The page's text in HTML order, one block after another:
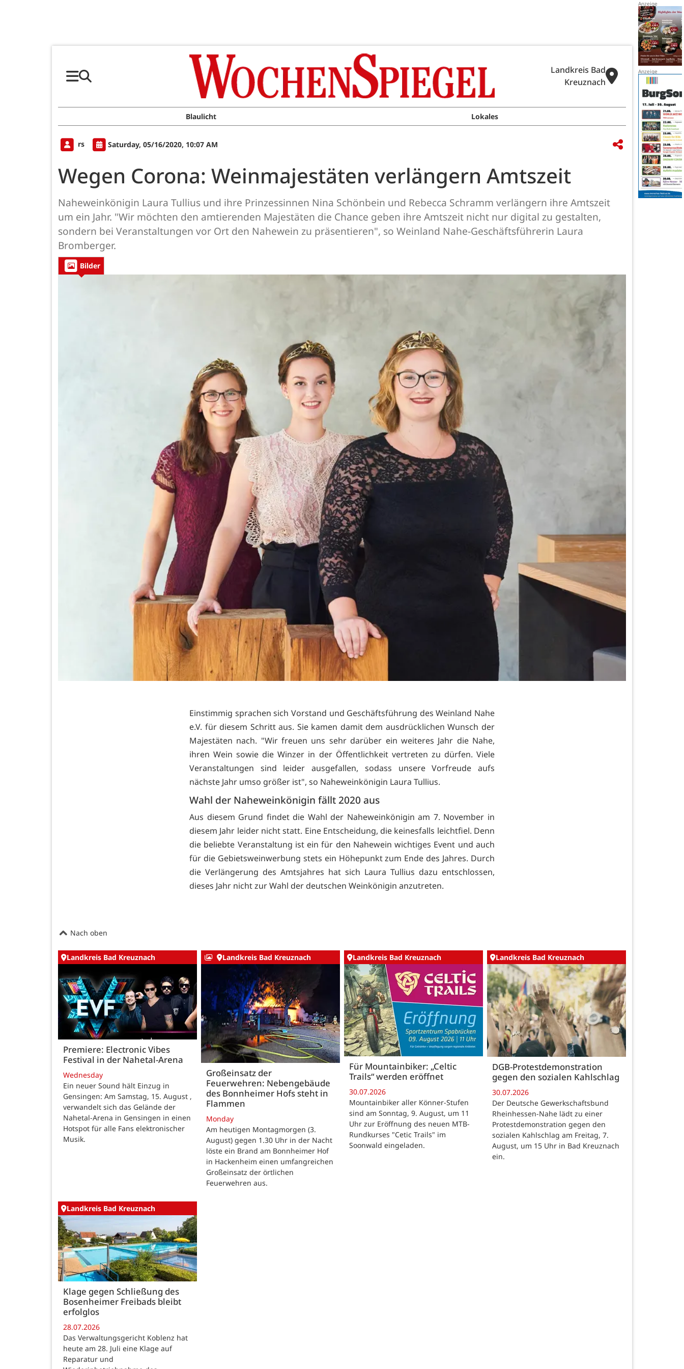
Landkreis Bad
Kreuznach
Blaulicht Lokales
rs Saturday, 05/16/2020, 10:07 AM
Wegen Corona: Weinmajestäten verlängern Amtszeit
Naheweinkönigin Laura Tullius und ihre Prinzessinnen Nina Schönbein und Rebecca Schramm verlängern ihre Amtszeit
um ein Jahr. "Wir möchten den amtierenden Majestäten die Chance geben ihre Amtszeit nicht nur digital zu gestalten,
sondern bei Veranstaltungen vor Ort den Nahewein zu präsentieren", so Weinland Nahe-Geschäftsführerin Laura
Bromberger.
Bilder
Einstimmig sprachen sich Vorstand und Geschäftsführung des Weinland Nahe
e.V. für diesem Schritt aus. Sie kamen damit dem ausdrücklichen Wunsch der
Majestäten nach. "Wir freuen uns sehr darüber ein weiteres Jahr die Nahe,
ihren Wein sowie die Winzer in der Öffentlichkeit vertreten zu dürfen. Viele
Veranstaltungen sind leider ausgefallen, sodass unsere Vorfreude aufs
nächste Jahr umso größer ist", so Naheweinkönigin Laura Tullius.
Wahl der Naheweinkönigin fällt 2020 aus
Aus diesem Grund findet die Wahl der Naheweinkönigin am 7. November in
diesem Jahr leider nicht statt. Eine Entscheidung, die keinesfalls leichtfiel. Denn
die beliebte Veranstaltung ist ein für den Nahewein wichtiges Event und auch
für die Gebietsweinwerbung stets ein Höhepunkt zum Ende des Jahres. Durch
die Verlängerung des Amtsjahres hat sich Laura Tullius dazu entschlossen,
dieses Jahr nicht zur Wahl der deutschen Weinkönigin anzutreten.
Nach oben
Landkreis Bad Kreuznach
Premiere: Electronic Vibes
Festival in der Nahetal-Arena
Wednesday
Ein neuer Sound hält Einzug in
Gensingen: Am Samstag, 15. August ,
verwandelt sich das Gelände der
Nahetal-Arena in Gensingen in einen
Hotspot für alle Fans elektronischer
Musik.
Landkreis Bad Kreuznach
Großeinsatz der
Feuerwehren: Nebengebäude
des Bonnheimer Hofs steht in
Flammen
Monday
Am heutigen Montagmorgen (3.
August) gegen 1.30 Uhr in der Nacht
löste ein Brand am Bonnheimer Hof
in Hackenheim einen umfangreichen
Großeinsatz der örtlichen
Feuerwehren aus.
Landkreis Bad Kreuznach
Für Mountainbiker: „Celtic
Trails“ werden eröffnet
30.07.2026
Mountainbiker aller Könner-Stufen
sind am Sonntag, 9. August, um 11
Uhr zur Eröffnung des neuen MTB-
Rundkurses "Cetic Trails" im
Soonwald eingeladen.
Landkreis Bad Kreuznach
DGB-Protestdemonstration
gegen den sozialen Kahlschlag
30.07.2026
Der Deutsche Gewerkschaftsbund
Rheinhessen-Nahe lädt zu einer
Protestdemonstration gegen den
sozialen Kahlschlag am Freitag, 7.
August, um 15 Uhr in Bad Kreuznach
ein.
Landkreis Bad Kreuznach
Klage gegen Schließung des
Bosenheimer Freibads bleibt
erfolglos
28.07.2026
Das Verwaltungsgericht Koblenz hat
heute am 28. Juli eine Klage auf
Reparatur und